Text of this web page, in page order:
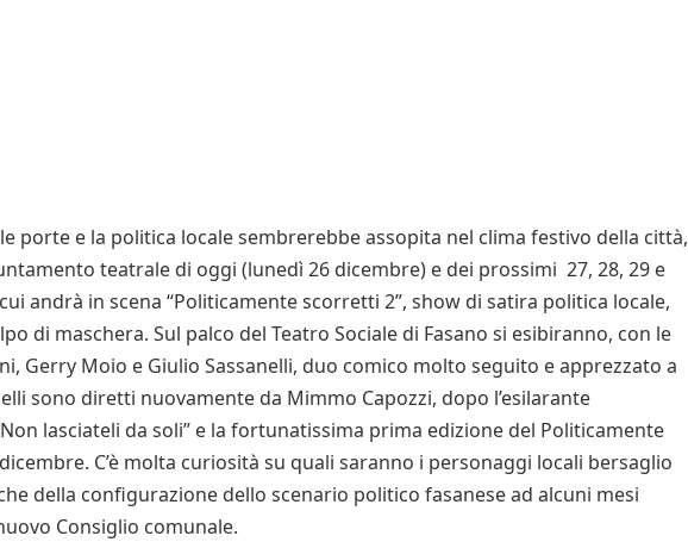
porte e la politica locale sembrerebbe assopita nel clima festivo della città,
teatrale di oggi (lunedì 26 dicembre) e dei prossimi 27, 28, 29 e
andrà in scena “Politicamente scorretti 2”, show di satira politica locale,
di maschera. Sul palco del Teatro Sociale di Fasano si esibiranno, con le
Gerry Moio e Giulio Sassanelli, duo comico molto seguito e apprezzato a
sono diretti nuovamente da Mimmo Capozzi, dopo l’esilarante
lasciateli da soli” e la fortunatissima prima edizione del Politicamente
C’è molta curiosità su quali saranno i personaggi locali bersaglio
della configurazione dello scenario politico fasanese ad alcuni mesi
Consiglio comunale.